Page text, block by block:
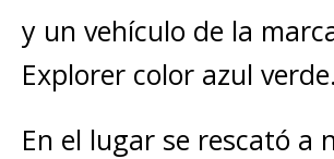
y un vehículo de la
Explorer color azul verde.
En el lugar se rescató a